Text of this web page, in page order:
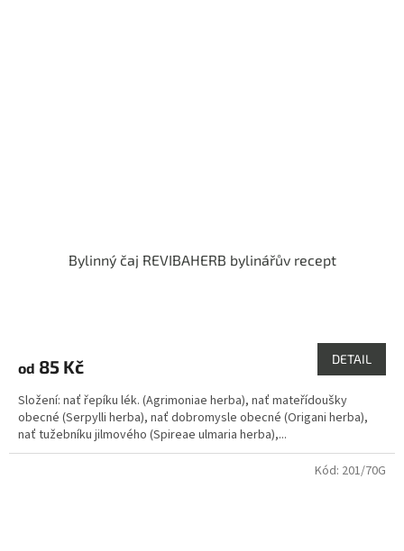
Bylinný čaj REVIBAHERB bylinářův recept
je
z
5
hvězdiček.
od 85 Kč DETAIL
Složení: nať řepíku lék. (Agrimoniae herba), nať mateřídoušky
obecné (Serpylli herba), nať dobromysle obecné (Origani herba),
nať tužebníku jilmového (Spireae ulmaria herba),...
Kód: 201/70G